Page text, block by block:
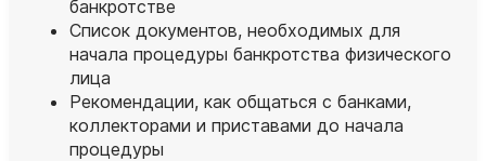
банкротстве
Список документов, необходимых для
начала процедуры банкротства физического
лица
Рекомендации, как общаться с банками,
коллекторами и приставами до начала
процедуры